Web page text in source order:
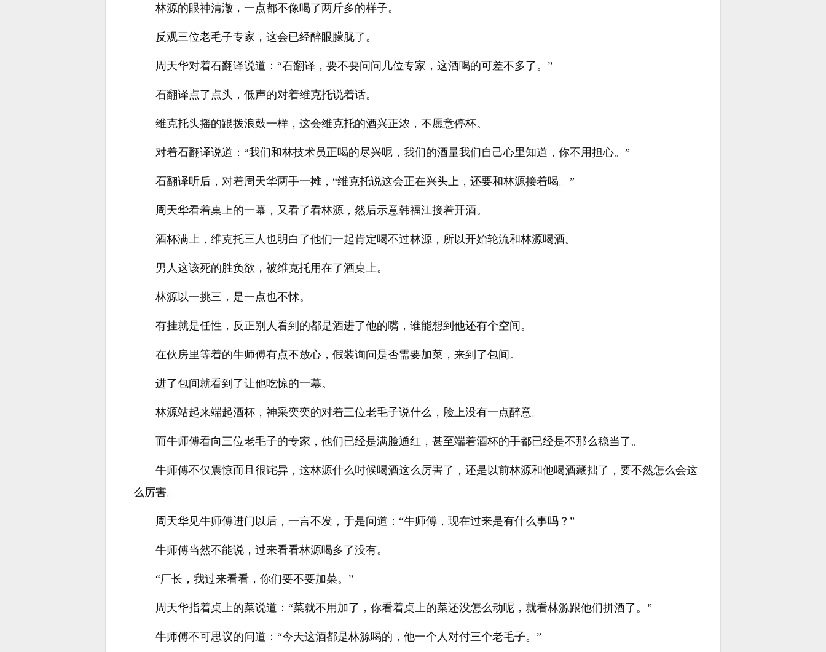
林源的眼神清澈，一点都不像喝了两斤多的样子。
反观三位老毛子专家，这会已经醉眼朦胧了。
周天华对着石翻译说道：“石翻译，要不要问问几位专家，这酒喝的可差不多了。”
石翻译点了点头，低声的对着维克托说着话。
维克托头摇的跟拨浪鼓一样，这会维克托的酒兴正浓，不愿意停杯。
对着石翻译说道：“我们和林技术员正喝的尽兴呢，我们的酒量我们自己心里知道，你不用担心。”
石翻译听后，对着周天华两手一摊，“维克托说这会正在兴头上，还要和林源接着喝。”
周天华看着桌上的一幕，又看了看林源，然后示意韩福江接着开酒。
酒杯满上，维克托三人也明白了他们一起肯定喝不过林源，所以开始轮流和林源喝酒。
男人这该死的胜负欲，被维克托用在了酒桌上。
林源以一挑三，是一点也不怵。
有挂就是任性，反正别人看到的都是酒进了他的嘴，谁能想到他还有个空间。
在伙房里等着的牛师傅有点不放心，假装询问是否需要加菜，来到了包间。
进了包间就看到了让他吃惊的一幕。
林源站起来端起酒杯，神采奕奕的对着三位老毛子说什么，脸上没有一点醉意。
而牛师傅看向三位老毛子的专家，他们已经是满脸通红，甚至端着酒杯的手都已经是不那么稳当了。
牛师傅不仅震惊而且很诧异，这林源什么时候喝酒这么厉害了，还是以前林源和他喝酒藏拙了，要不然怎么会这
么厉害。
周天华见牛师傅进门以后，一言不发，于是问道：“牛师傅，现在过来是有什么事吗？”
牛师傅当然不能说，过来看看林源喝多了没有。
“厂长，我过来看看，你们要不要加菜。”
周天华指着桌上的菜说道：“菜就不用加了，你看着桌上的菜还没怎么动呢，就看林源跟他们拼酒了。”
牛师傅不可思议的问道：“今天这酒都是林源喝的，他一个人对付三个老毛子。”